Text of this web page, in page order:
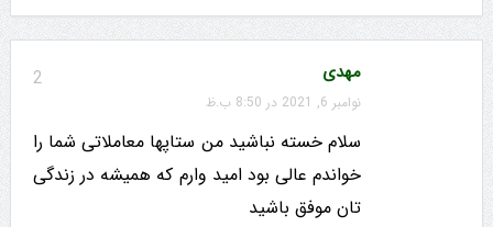
2 مهدی
نوامبر 6, 2021 در 8:50 ب.ظ
سلام خسته نباشید من ستاپها معاملاتی شما را
خواندم عالی بود امید وارم که همیشه در زندگی
تان موفق باشید